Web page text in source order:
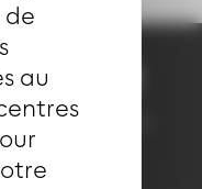
de
au
03 89 66 77 77
au vendredi de
18h00 (en
scolaire)